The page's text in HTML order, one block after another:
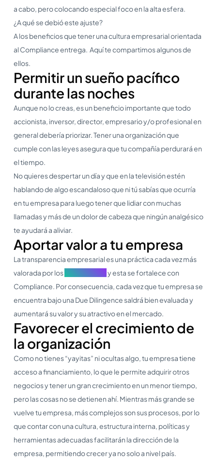
a cabo, pero colocando especial foco en la alta esfera.
¿A qué se debió este ajuste?
A los beneficios que tener una cultura empresarial orientada
al Compliance entrega. Aquí te compartimos algunos de
ellos.
Permitir un sueño pacífico
durante las noches
Aunque no lo creas, es un beneficio importante que todo
accionista, inversor, director, empresario y/o profesional en
general debería priorizar. Tener una organización que
cumple con las leyes asegura que tu compañía perdurará en
el tiempo.
No quieres despertar un día y que en la televisión estén
hablando de algo escandaloso que ni tú sabías que ocurría
en tu empresa para luego tener que lidiar con muchas
llamadas y más de un dolor de cabeza que ningún analgésico
te ayudará a aliviar.
Aportar valor a tu empresa
La transparencia empresarial es una práctica cada vez más
valorada por los
y esta se fortalece con
Compliance. Por consecuencia, cada vez que tu empresa se
encuentra bajo una Due Dilingence saldrá bien evaluada y
aumentará su valor y su atractivo en el mercado.
Favorecer el crecimiento de
la organización
Como no tienes “yayitas” ni ocultas algo, tu empresa tiene
acceso a financiamiento, lo que le permite adquirir otros
negocios y tener un gran crecimiento en un menor tiempo,
pero las cosas no se detienen ahí. Mientras más grande se
vuelve tu empresa, más complejos son sus procesos, por lo
que contar con una cultura, estructura interna, políticas y
herramientas adecuadas facilitarán la dirección de la
empresa, permitiendo crecer ya no solo a nivel país.